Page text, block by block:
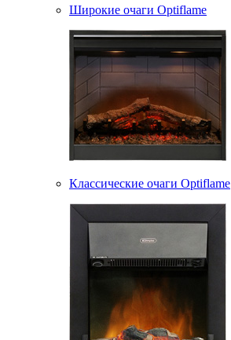
Широкие очаги Optiflame
Классические очаги Optiflame